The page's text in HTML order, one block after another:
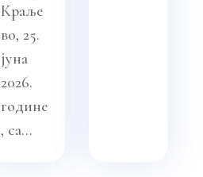
Краље
во, 25.
јуна
2026.
године
, са...